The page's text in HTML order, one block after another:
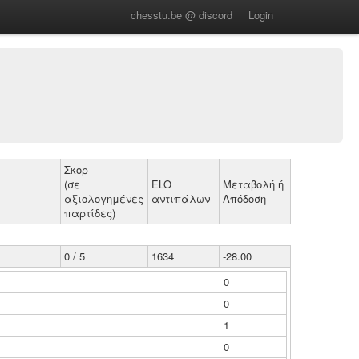
chesstu.be @ discord Login
Σκορ
(σε
αξιολογημένες
παρτίδες)
ELO
αντιπάλων
Μεταβολή ή
Απόδοση
0 / 5 1634
-28.00
0
0
1
0